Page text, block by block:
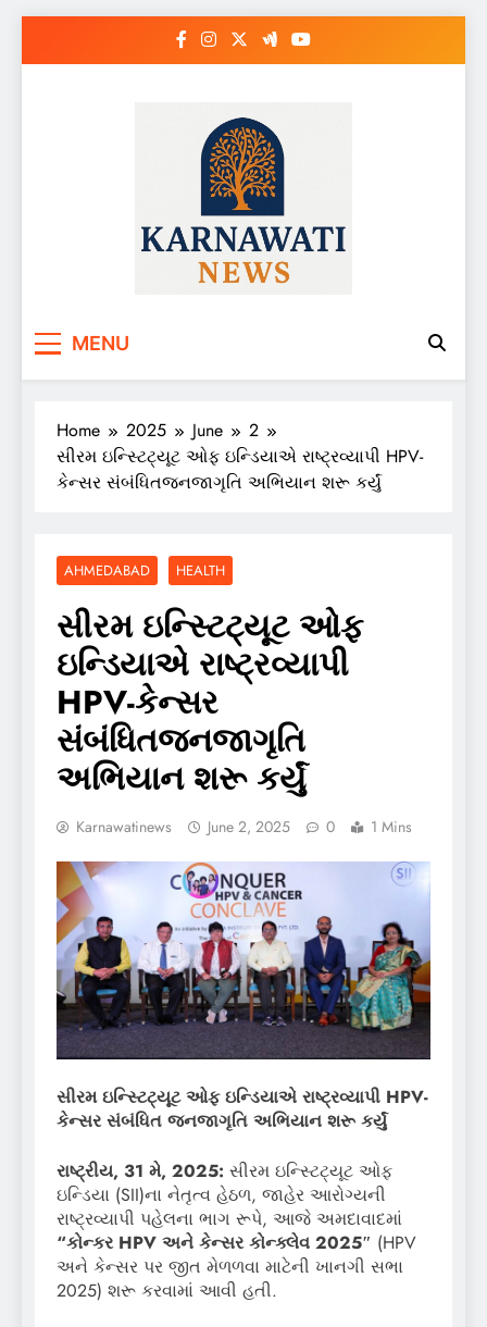
MENU
Home 2025 June
2
સીરમ ઇન્સ્ટિટ્યૂટ ઓફ ઇન્ડિયાએ રાષ્ટ્રવ્યાપી HPV-
કેન્સર સંબંધિતજનજાગૃતિ અભિયાન શરૂ કર્યું
AHMEDABAD HEALTH
સીરમ ઇન્સ્ટિટ્યૂટ ઓફ
ઇન્ડિયાએ રાષ્ટ્રવ્યાપી
HPV-કેન્સર
સંબંધિતજનજાગૃતિ
અભિયાન શરૂ કર્યું
Karnawatinews June 2, 2025 0 1 Mins
સીરમ ઇન્સ્ટિટ્યૂટ ઓફ ઇન્ડિયાએ રાષ્ટ્રવ્યાપી HPV-
કેન્સર સંબંધિત જનજાગૃતિ અભિયાન શરૂ કર્યું
રાષ્ટ્રીય, 31 મે, 2025: સીરમ ઇન્સ્ટિટ્યૂટ ઓફ
ઇન્ડિયા (SII)ના નેતૃત્વ હેઠળ, જાહેર આરોગ્યની
રાષ્ટ્રવ્યાપી પહેલના ભાગ રૂપે, આજે અમદાવાદમાં
“કોન્કર HPV અને કેન્સર કોન્ક્લેવ 2025″ (HPV
અને કેન્સર પર જીત મેળળવા માટેની ખાનગી સભા
2025) શરૂ કરવામાં આવી હતી.